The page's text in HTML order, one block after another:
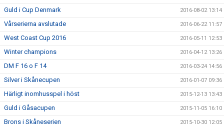
Guld i Cup Denmark 2016-08-02 13:14
Vårserierna avslutade 2016-06-22 11:57
West Coast Cup 2016 2016-05-11 12:53
Winter champions 2016-04-12 13:26
DM F 16 o F 14 2016-03-24 14:56
Silver i Skånecupen 2016-01-07 09:36
Härligt inomhusspel i höst 2015-12-13 13:43
Guld i Gåsacupen 2015-11-05 16:10
Brons i Skåneserien 2015-10-30 12:05